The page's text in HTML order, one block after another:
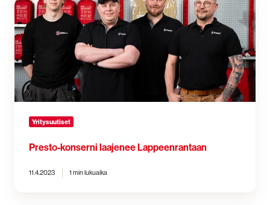
laajenee
Lappeenrantaan
Yritysuutiset
Presto-konserni laajenee Lappeenrantaan
11.4.2023 1 min lukuaika